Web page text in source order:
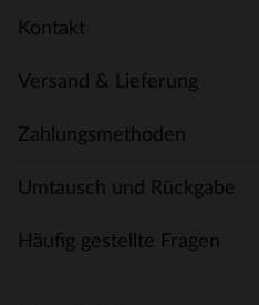
Kontakt
Versand & Lieferung
Zahlungsmethoden
Umtausch und Rückgabe
Häufig gestellte Fragen